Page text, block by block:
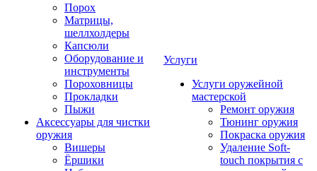
Порох
Матрицы,
шеллхолдеры
Капсюли
Оборудование и
инструменты
Пороховницы
Прокладки
Пыжи
Аксессуары для чистки
оружия
Вишеры
Ёршики
Услуги
Услуги оружейной
мастерской
Ремонт оружия
Тюнинг оружия
Покраска оружия
Удаление Soft-
touch покрытия с